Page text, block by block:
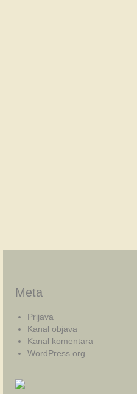
Meta
Prijava
Kanal objava
Kanal komentara
WordPress.org